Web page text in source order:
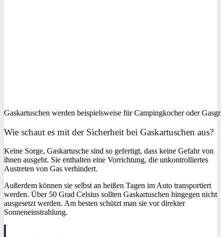
Gaskartuschen werden beispielsweise für Campingkocher oder
Wie schaut es mit der Sicherheit bei Gaskartuschen aus?
Keine Sorge, Gaskartusche sind so gefertigt, dass keine Gefahr von
ihnen ausgeht. Sie enthalten eine Vorrichtung, die unkontrolliertes
Austreten von Gas verhindert.
Außerdem können sie selbst an heißen Tagen im Auto transportiert
werden. Über 50 Grad Celsius sollten Gaskartuschen hingegen nicht
ausgesetzt werden. Am besten schützt man sie vor direkter
Sonneneinstrahlung.